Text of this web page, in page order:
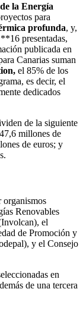
la Energía
para
profunda, y,
presentadas,
publicada en
Canarias suman
el 85% de los
es decir, el
dedicados
de la siguiente
millones de
de euros; y
organismos
Renovables
el
de Promoción y
y el Consejo
en
de una tercera